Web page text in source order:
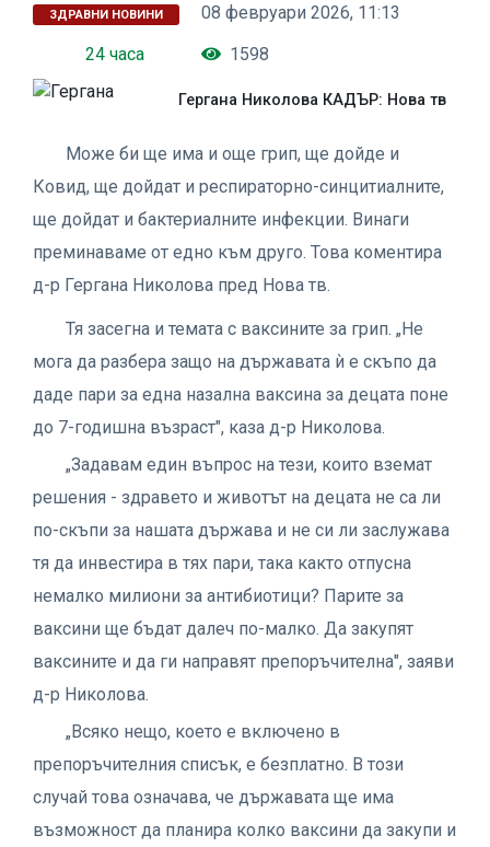
ЗДРАВНИ НОВИНИ
08 февруари 2026, 11:13
24 часа
1598
Гергана Николова КАДЪР: Нова тв
Може би ще има и още грип, ще дойде и
Ковид, ще дойдат и респираторно-синцитиалните,
ще дойдат и бактериалните инфекции. Винаги
преминаваме от едно към друго. Това коментира
д-р Гергана Николова пред Нова тв.
Тя засегна и темата с ваксините за грип. „Не
мога да разбера защо на държавата ѝ е скъпо да
даде пари за една назална ваксина за децата поне
до 7-годишна възраст", каза д-р Николова.
„Задавам един въпрос на тези, които вземат
решения - здравето и животът на децата не са ли
по-скъпи за нашата държава и не си ли заслужава
тя да инвестира в тях пари, така както отпусна
немалко милиони за антибиотици? Парите за
ваксини ще бъдат далеч по-малко. Да закупят
ваксините и да ги направят препоръчителна", заяви
д-р Николова.
„Всяко нещо, което е включено в
препоръчителния списък, е безплатно. В този
случай това означава, че държавата ще има
възможност да планира колко ваксини да закупи и